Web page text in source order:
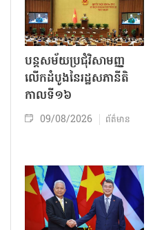
បន្តសម័យប្រជុំវិសាមញ្ញ
លើកដំបូងនៃរដ្ឋសភានីតិ
កាលទី១៦
09/08/2026 ព័ត៌មាន